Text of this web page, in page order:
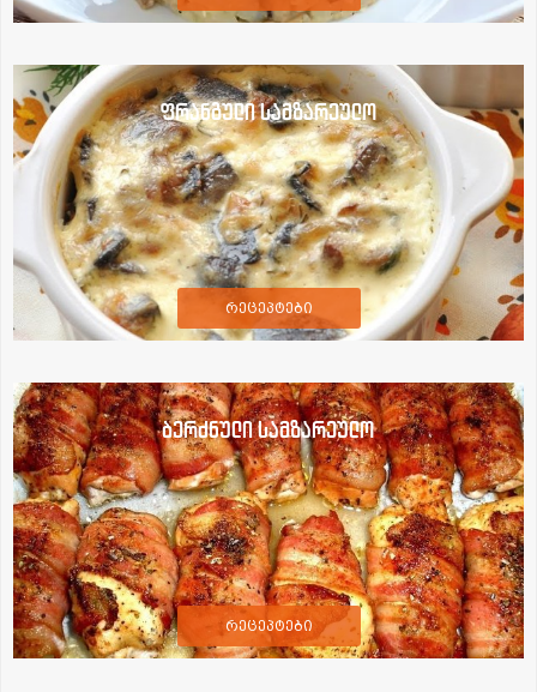
ფრანგული სამზარეულო
რეცეპტები
ბერძნული სამზარეულო
რეცეპტები